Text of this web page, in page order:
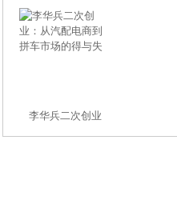
李华兵二次创业